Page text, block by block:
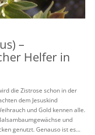
–
Helfer in
die Zistrose schon in der
dem Jesuskind
und Gold kennen alle.
und
genutzt. Genauso ist es...